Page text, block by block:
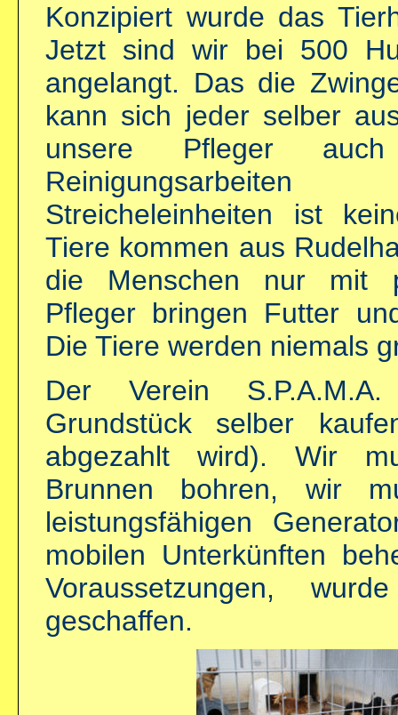
Konzipiert wurde das
Jetzt sind wir bei 500
angelangt. Das die
kann sich jeder selber
unsere Pfleger
Streicheleinheiten ist
Tiere kommen aus
die Menschen nur mit
Pfleger bringen Futter
Die Tiere werden niemals
Der Verein
Grundstück selber
abgezahlt wird). Wir
Brunnen bohren, wir
leistungsfähigen
mobilen Unterkünften
Voraussetzungen,
geschaffen.